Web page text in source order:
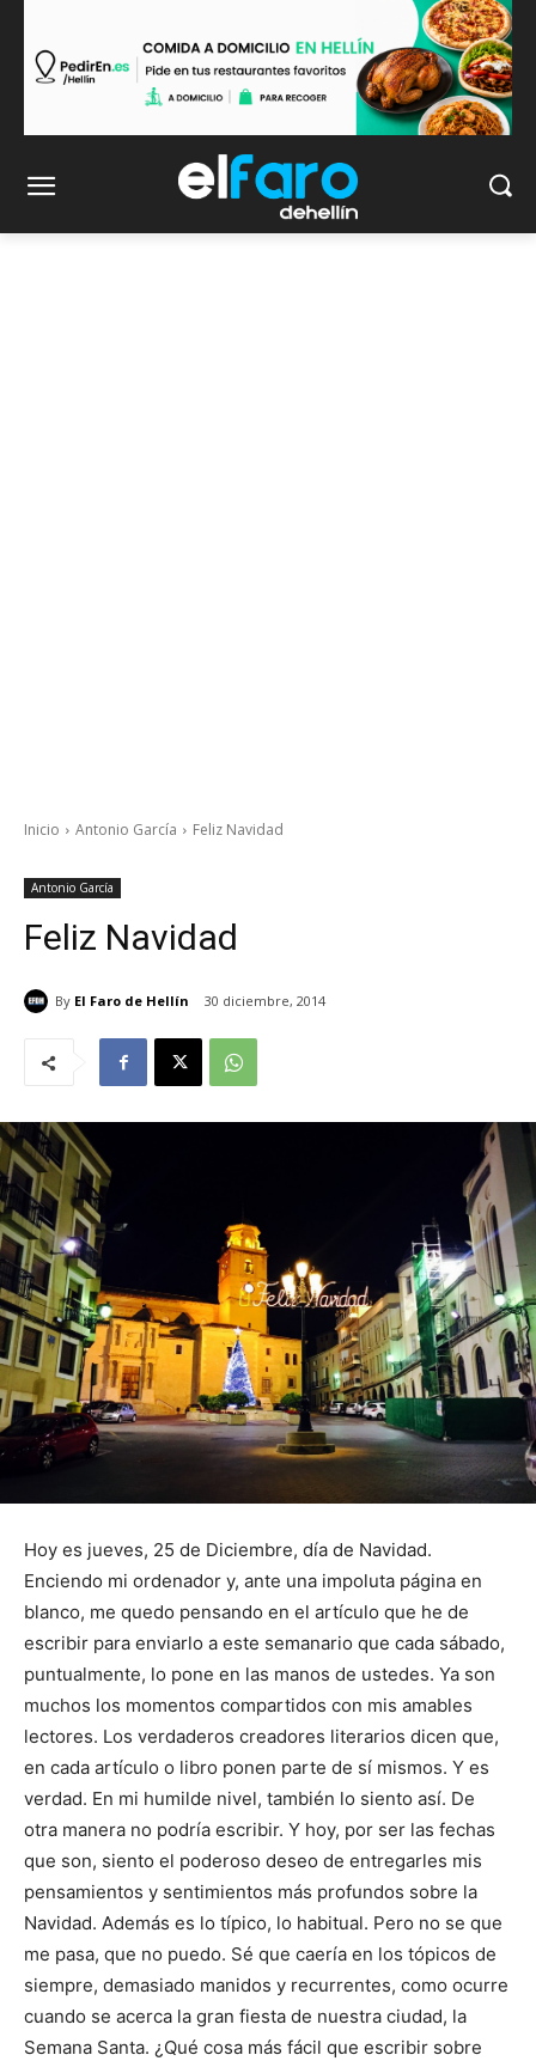
Inicio Antonio García Feliz Navidad
Antonio García
Feliz Navidad
By El Faro de Hellín 30 diciembre, 2014
Hoy es jueves, 25 de Diciembre, día de Navidad.
Enciendo mi ordenador y, ante una impoluta página en
blanco, me quedo pensando en el artículo que he de
escribir para enviarlo a este semanario que cada sábado,
puntualmente, lo pone en las manos de ustedes. Ya son
muchos los momentos compartidos con mis amables
lectores. Los verdaderos creadores literarios dicen que,
en cada artículo o libro ponen parte de sí mismos. Y es
verdad. En mi humilde nivel, también lo siento así. De
otra manera no podría escribir. Y hoy, por ser las fechas
que son, siento el poderoso deseo de entregarles mis
pensamientos y sentimientos más profundos sobre la
Navidad. Además es lo típico, lo habitual. Pero no se que
me pasa, que no puedo. Sé que caería en los tópicos de
siempre, demasiado manidos y recurrentes, como ocurre
cuando se acerca la gran fiesta de nuestra ciudad, la
Semana Santa. ¿Qué cosa más fácil que escribir sobre